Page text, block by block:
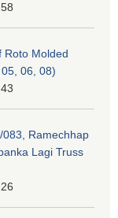
Roto Molded
06, 08)
083, Ramechhap
Lagi Truss